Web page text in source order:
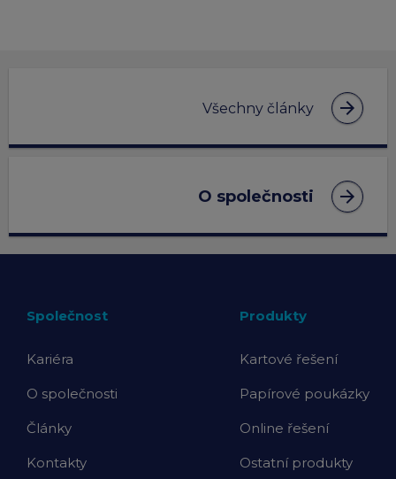
Všechny články arrow_forward
O společnosti arrow_forward
Společnost
Kariéra
O společnosti
Články
Kontakty
Produkty
Kartové řešení
Papírové poukázky
Online řešení
Ostatní produkty